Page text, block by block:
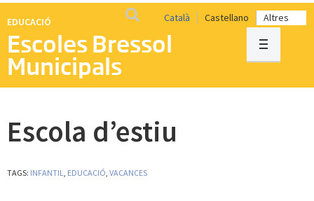
Català Castellano
EDUCACIÓ
Escoles Bressol
Municipals
Escola d’estiu
TAGS: INFANTIL, EDUCACIÓ, VACANCES